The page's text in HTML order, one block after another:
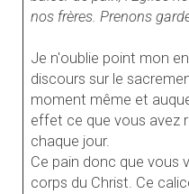
nos frères. Prenons
Je n'oublie point mon
discours sur le
moment même et
effet ce que vous avez
chaque jour.
Ce pain donc que vous
corps du Christ. Ce